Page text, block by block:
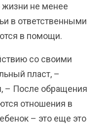
жизни не менее
в ответственными
в помощи.
со своими
пласт, –
– После обращения
отношения в
– это еще это